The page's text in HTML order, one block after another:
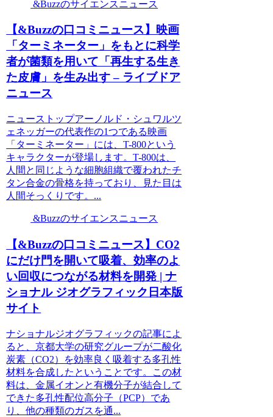
&Buzzのサイエンスニュース
【&Buzzの口コミニュース】映画
「ターミネーター」をもとに科学
者が菌類を用いて「再生する生き
た皮膚」を生み出す – ライブドア
ニュース
ニューストップアーノルド・シュワルツ
ェネッガーの代表作の1つである映画
「ターミネーター」には、T-800という
キャラクターが登場します。T-800は、
人間と同じような細胞組織で覆われたチ
タン合金の骨格を持っており、見た目は
人間そっくりです。...
&Buzzのサイエンスニュース
【&Buzzの口コミニュース】CO2
にだけ門を開いて吸着、効率のよ
い回収につながる材料を開発 | ナ
ショナル ジオグラフィック日本版
サイト
ナショナルジオグラフィックの記事によ
ると、京都大学の研究グループが二酸化
炭素（CO2）を効率良く吸着する多孔性
材料を合成したということです。この材
料は、金属イオンと有機分子が結合して
できた多孔性配位高分子（PCP）であ
り、他の種類のガスを通...